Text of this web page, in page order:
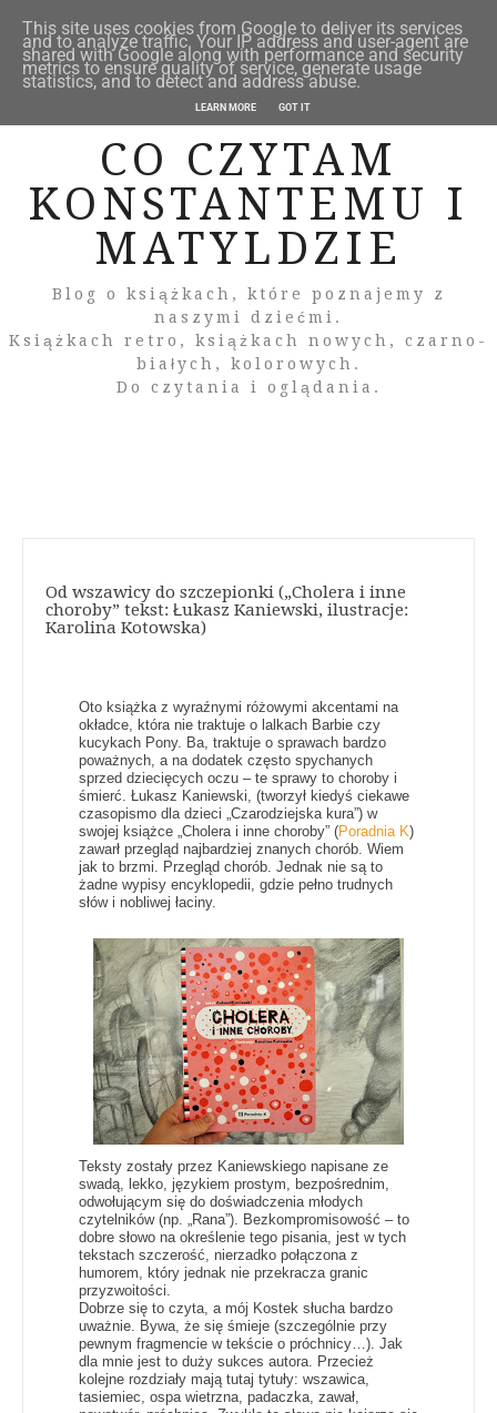
CO CZYTAM
KONSTANTEMU I
MATYLDZIE
Blog o książkach, które poznajemy z
naszymi dziećmi.
Książkach retro, książkach nowych, czarno-
białych, kolorowych.
Do czytania i oglądania.
Od wszawicy do szczepionki („Cholera i inne
choroby” tekst: Łukasz Kaniewski, ilustracje:
Karolina Kotowska)
Oto książka z wyraźnymi różowymi akcentami na
okładce, która nie traktuje o lalkach Barbie czy
kucykach Pony. Ba, traktuje o sprawach bardzo
poważnych, a na dodatek często spychanych
sprzed dziecięcych oczu – te sprawy to choroby i
śmierć. Łukasz Kaniewski, (tworzył kiedyś ciekawe
czasopismo dla dzieci „Czarodziejska kura”) w
swojej książce „Cholera i inne choroby” (Poradnia K)
zawarł przegląd najbardziej znanych chorób. Wiem
jak to brzmi. Przegląd chorób. Jednak nie są to
żadne wypisy encyklopedii, gdzie pełno trudnych
słów i nobliwej łaciny.
Teksty zostały przez Kaniewskiego napisane ze
swadą, lekko, językiem prostym, bezpośrednim,
odwołującym się do doświadczenia młodych
czytelników (np. „Rana”). Bezkompromisowość – to
dobre słowo na określenie tego pisania, jest w tych
tekstach szczerość, nierzadko połączona z
humorem, który jednak nie przekracza granic
przyzwoitości.
Dobrze się to czyta, a mój Kostek słucha bardzo
uważnie. Bywa, że się śmieje (szczególnie przy
pewnym fragmencie w tekście o próchnicy…). Jak
dla mnie jest to duży sukces autora. Przecież
kolejne rozdziały mają tutaj tytuły: wszawica,
tasiemiec, ospa wietrzna, padaczka, zawał,
This site uses cookies from Google to deliver its services
and to analyze traffic. Your IP address and user-agent are
shared with Google along with performance and security
metrics to ensure quality of service, generate usage
statistics, and to detect and address abuse.
LEARN MORE GOT IT